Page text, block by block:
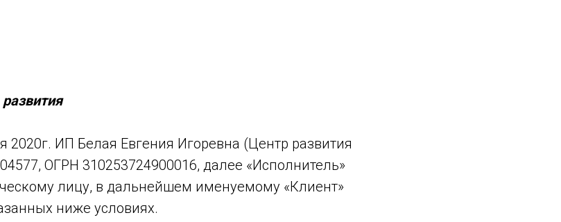
2020г. ИП Белая Евгения Игоревна (Центр развития
ОГРН 310253724900016, далее «Исполнитель»
лицу, в дальнейшем именуемому «Клиент»
ниже условиях.